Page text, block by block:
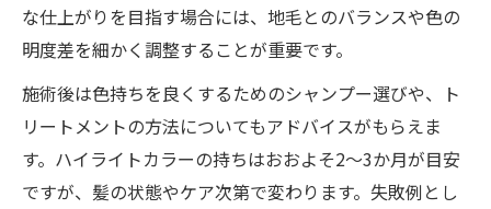
な仕上がりを目指す場合には、地毛とのバランスや色の
明度差を細かく調整することが重要です。
施術後は色持ちを良くするためのシャンプー選びや、ト
リートメントの方法についてもアドバイスがもらえま
す。ハイライトカラーの持ちはおおよそ2〜3か月が目安
ですが、髪の状態やケア次第で変わります。失敗例とし